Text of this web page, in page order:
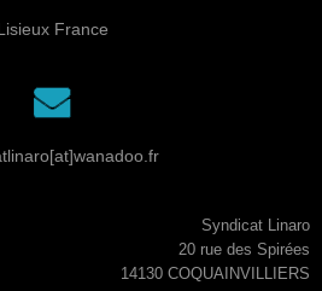
France
Syndicat Linaro
20 rue des Spirées
14130 COQUAINVILLIERS